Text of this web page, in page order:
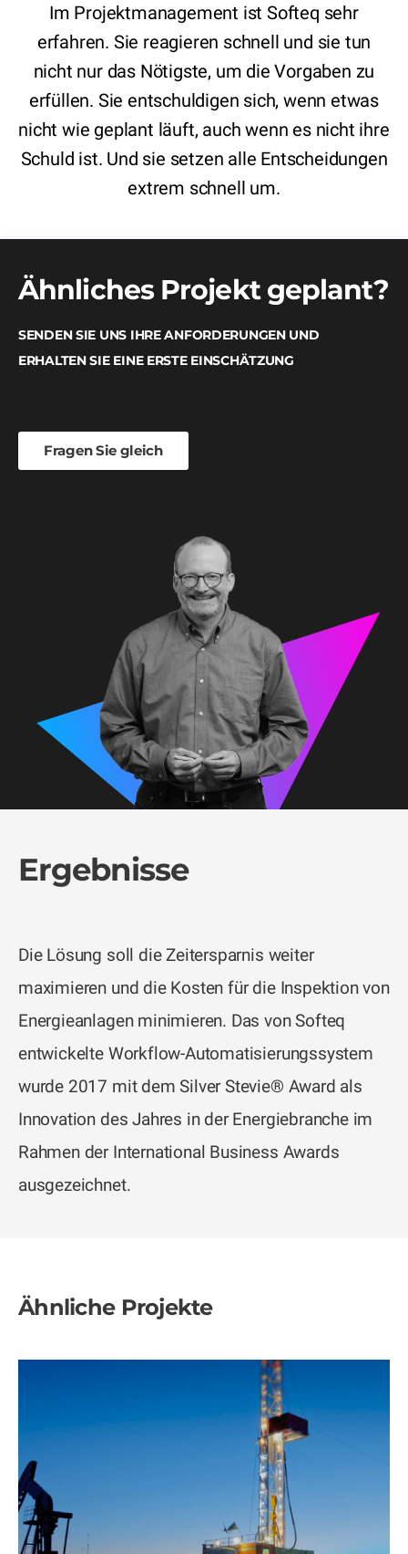
Im Projektmanagement ist Softeq sehr
erfahren. Sie reagieren schnell und sie tun
nicht nur das Nötigste, um die Vorgaben zu
erfüllen. Sie entschuldigen sich, wenn etwas
nicht wie geplant läuft, auch wenn es nicht ihre
Schuld ist. Und sie setzen alle Entscheidungen
extrem schnell um.
Ähnliches Projekt geplant?
SENDEN SIE UNS IHRE ANFORDERUNGEN UND
ERHALTEN SIE EINE ERSTE EINSCHÄTZUNG
Fragen Sie gleich
Ergebnisse
Die Lösung soll die Zeitersparnis weiter
maximieren und die Kosten für die Inspektion von
Energieanlagen minimieren. Das von Softeq
entwickelte Workflow-Automatisierungssystem
wurde 2017 mit dem Silver Stevie® Award als
Innovation des Jahres in der Energiebranche im
Rahmen der International Business Awards
ausgezeichnet.
Ähnliche Projekte